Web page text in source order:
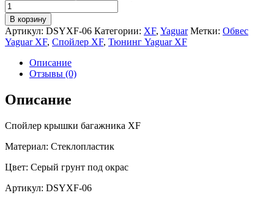
В корзину
Артикул: DSYXF-06 Категории: XF, Yaguar Метки: Обвес
Yaguar XF, Спойлер XF, Тюнинг Yaguar XF
Описание
Отзывы (0)
Описание
Спойлер крышки багажника XF
Материал: Стеклопластик
Цвет: Серый грунт под окрас
Артикул: DSYXF-06